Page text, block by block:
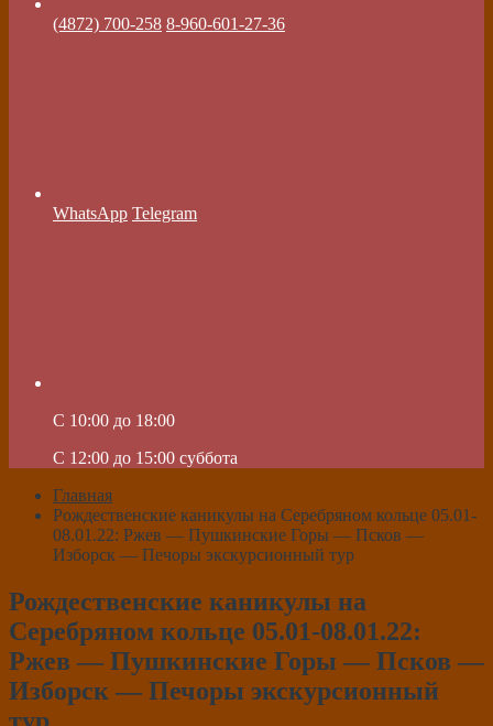
(4872) 700-258 8-960-601-27-36
WhatsApp Telegram
C 10:00 до 18:00
C 12:00 до 15:00 суббота
Главная
Рождественские каникулы на Серебряном кольце 05.01-
08.01.22: Ржев — Пушкинские Горы — Псков —
Изборск — Печоры экскурсионный тур
Рождественские каникулы на
Серебряном кольце 05.01-08.01.22:
Ржев — Пушкинские Горы — Псков —
Изборск — Печоры экскурсионный